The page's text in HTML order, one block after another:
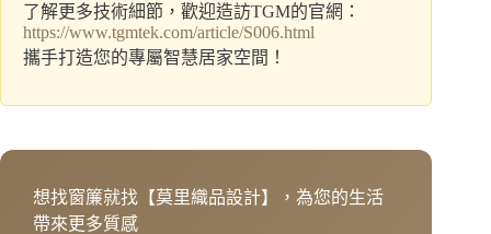
了解更多技術細節，歡迎造訪TGM的官網：
https://www.tgmtek.com/article/S006.html
攜手打造您的專屬智慧居家空間！
想找窗簾就找【莫里織品設計】，為您的生活
帶來更多質感